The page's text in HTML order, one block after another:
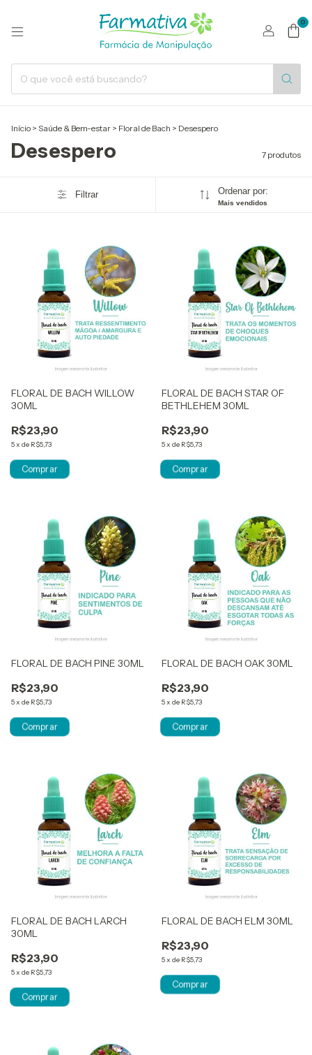
0
Início > Saúde & Bem-estar > Floral de Bach > Desespero
Desespero 7 produtos
Filtrar Ordenar por:
Mais vendidos
FLORAL DE BACH WILLOW
30ML
R$23,90
5x de R$5,73
FLORAL DE BACH STAR OF
BETHLEHEM 30ML
R$23,90
5x de R$5,73
FLORAL DE BACH PINE 30ML
R$23,90
5x de R$5,73
FLORAL DE BACH OAK 30ML
R$23,90
5x de R$5,73
FLORAL DE BACH LARCH
30ML
R$23,90
5x de R$5,73
FLORAL DE BACH ELM 30ML
R$23,90
5x de R$5,73